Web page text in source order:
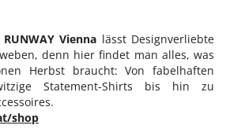
RUNWAY Vienna lässt Designverliebte
denn hier findet man alles, was
Herbst braucht: Von fabelhaften
Statement-Shirts bis hin zu
shop